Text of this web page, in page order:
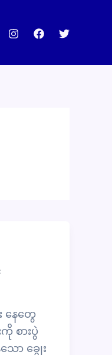
နေတွေ
စားပွဲ
ာ ချွေး